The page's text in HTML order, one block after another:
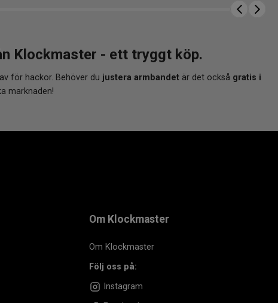
Klockmaster - ett tryggt köp.
för hackor. Behöver du justera armbandet är det också gratis i
marknaden!
Om Klockmaster
Om Klockmaster
Följ oss på:
Instagram